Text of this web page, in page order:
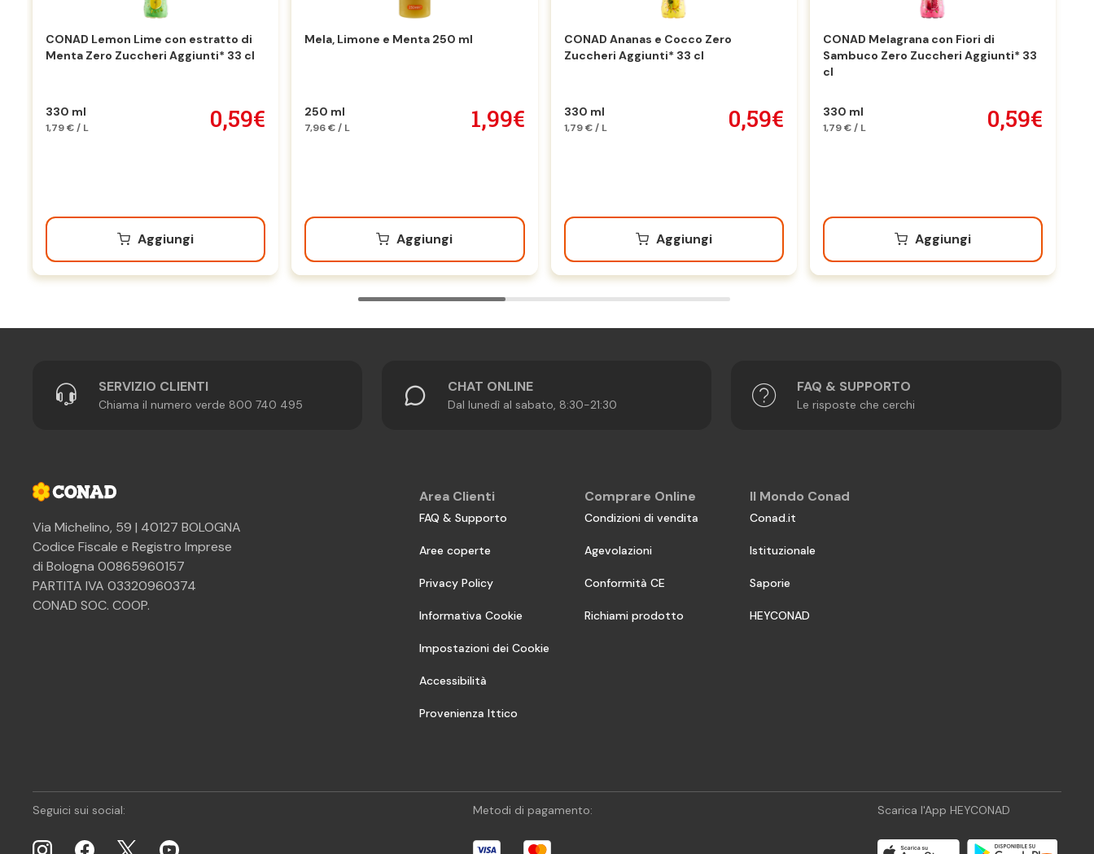
CONAD Lemon Lime con estratto di
Menta Zero Zuccheri Aggiunti* 33 cl
330 ml
1,79 € / L 0,59€
Aggiungi
Mela, Limone e Menta 250 ml
250 ml
7,96 € / L 1,99€
Aggiungi
CONAD Ananas e Cocco Zero
Zuccheri Aggiunti* 33 cl
330 ml
1,79 € / L 0,59€
Aggiungi
CONAD Melagrana con Fiori di
Sambuco Zero Zuccheri Aggiunti* 33
cl
330 ml
1,79 € / L 0,59€
Aggiungi
SERVIZIO CLIENTI
Chiama il numero verde 800 740 495
CHAT ONLINE
Dal lunedì al sabato, 8:30-21:30
FAQ & SUPPORTO
Le risposte che cerchi
Via Michelino, 59 | 40127 BOLOGNA
Codice Fiscale e Registro Imprese
di Bologna 00865960157
PARTITA IVA 03320960374
CONAD SOC. COOP.
Area Clienti
FAQ & Supporto
Aree coperte
Privacy Policy
Informativa Cookie
Impostazioni dei Cookie
Accessibilità
Provenienza Ittico
Comprare Online
Condizioni di vendita
Agevolazioni
Conformità CE
Richiami prodotto
Il Mondo Conad
Conad.it
Istituzionale
Saporie
HEYCONAD
Seguici sui social: Metodi di pagamento: Scarica l'App HEYCONAD